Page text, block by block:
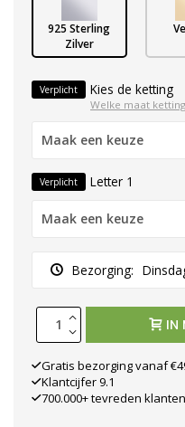
925 Sterling
Zilver
Verplicht Kies de ketting
Welke maat
Maak een keuze
Verplicht Letter 1
Maak een keuze
Bezorging:
IN
Gratis bezorging vanaf
Klantcijfer 9.1
700.000+ tevreden klanten